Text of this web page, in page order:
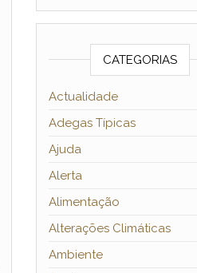
CATEGORIAS
Actualidade
Adegas Típicas
Ajuda
Alerta
Alimentação
Alterações Climáticas
Ambiente